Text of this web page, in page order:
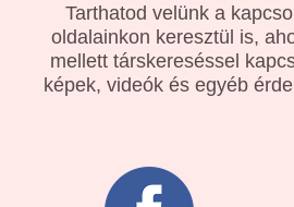
Tarthatod velünk a
oldalainkon keresztül is,
mellett társkereséssel
képek, videók és egyéb